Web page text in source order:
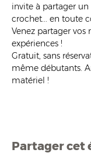
invite à partager
crochet... en toute
Venez partager vos
expériences !
Gratuit, sans
même débutants.
matériel !
Partager cet